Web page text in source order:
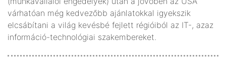
várhatóan még kedvezőbb ajánlatokkal igyekszik
elcsábítani a világ kevésbé fejlett régióiból az IT-, azaz
információ-technológiai szakembereket.